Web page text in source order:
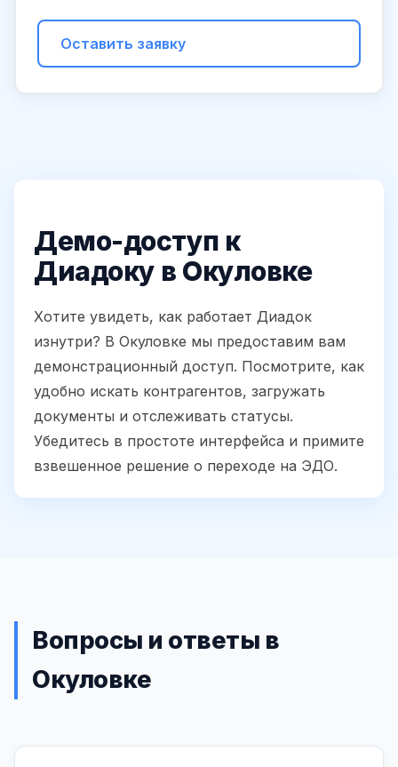
Оставить заявку
Демо-доступ к
Диадоку в Окуловке
Хотите увидеть, как работает Диадок
изнутри? В Окуловке мы предоставим вам
демонстрационный доступ. Посмотрите, как
удобно искать контрагентов, загружать
документы и отслеживать статусы.
Убедитесь в простоте интерфейса и примите
взвешенное решение о переходе на ЭДО.
Вопросы и ответы в
Окуловке